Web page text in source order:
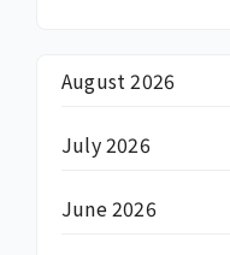
August 2026
July 2026
June 2026